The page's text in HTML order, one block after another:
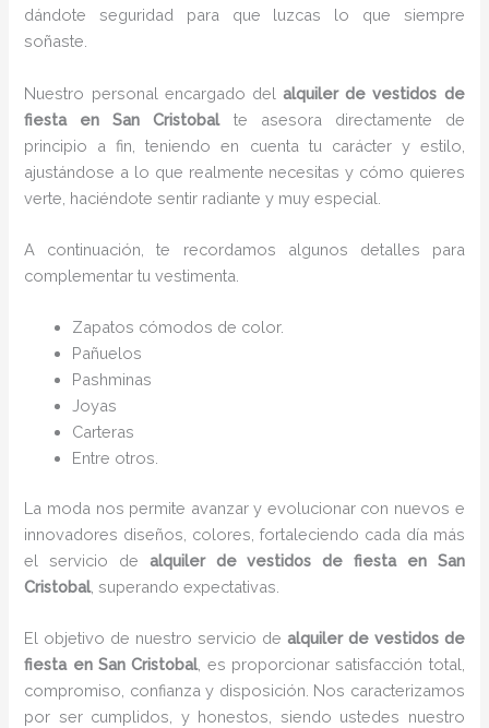
dándote seguridad para que luzcas lo que siempre
soñaste.
Nuestro personal encargado delalquiler de vestidos de
fiesta en San Cristobalte asesora directamente de
principio a fin, teniendo en cuenta tu carácter y estilo,
ajustándose a lo que realmente necesitas y cómo quieres
verte, haciéndote sentir radiante y muy especial.
A continuación, te recordamos algunos detalles para
complementar tu vestimenta.
Zapatos cómodos de color.
Pañuelos
Pashminas
Joyas
Carteras
Entre otros.
La moda nos permite avanzar y evolucionar con nuevos e
innovadores diseños, colores, fortaleciendo cada día más
el servicio de alquiler de vestidos de fiesta en San
Cristobal, superando expectativas.
El objetivo de nuestro servicio de alquiler de vestidos de
fiesta en San Cristobal, es proporcionar satisfacción total,
compromiso, confianza y disposición. Nos caracterizamos
por ser cumplidos, y honestos, siendo ustedes nuestro